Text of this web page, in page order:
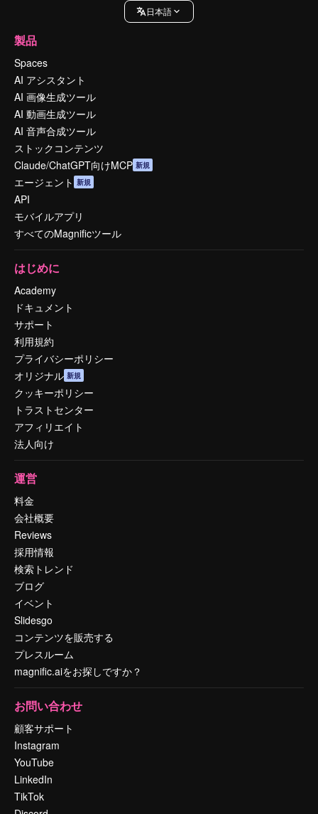
日本語
製品
Spaces
AI アシスタント
AI 画像生成ツール
AI 動画生成ツール
AI 音声合成ツール
ストックコンテンツ
Claude/ChatGPT向けMCP 新規
エージェント 新規
API
モバイルアプリ
すべてのMagnificツール
はじめに
Academy
ドキュメント
サポート
利用規約
プライバシーポリシー
オリジナル 新規
クッキーポリシー
トラストセンター
アフィリエイト
法人向け
運営
料金
会社概要
Reviews
採用情報
検索トレンド
ブログ
イベント
Slidesgo
コンテンツを販売する
プレスルーム
magnific.aiをお探しですか？
お問い合わせ
顧客サポート
Instagram
YouTube
LinkedIn
TikTok